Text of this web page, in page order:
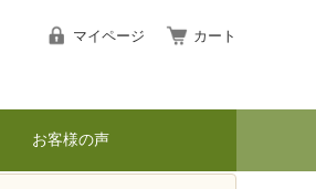
マイページ カート
お客様の声